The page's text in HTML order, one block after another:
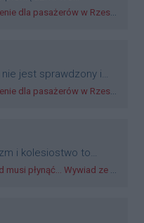
emitowane przez
na
w Rzeszowie? W mieście ruszyły testy nowego rozwiązania
jest sprawdzony i
się z mim młodym
Albo ogarną, jak to
w Rzeszowie? W mieście ruszyły testy nowego rozwiązania
i kolesiostwo to
rzeszów, takie ***e
komentarza:
ze Zbigniewem Możdżeniem - Dyrektorem Generalnym Oddziału PGE Dystrybucja w Rzeszowie